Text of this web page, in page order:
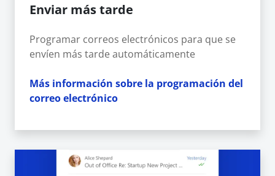
Enviar más tarde
Programar correos electrónicos para que se
envíen más tarde automáticamente
Más información sobre la programación del
correo electrónico